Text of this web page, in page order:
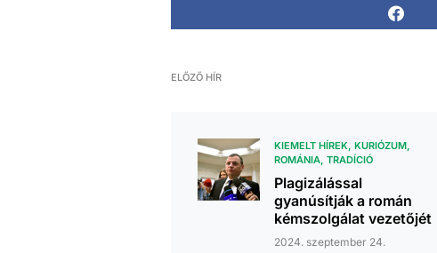
ELŐZŐ HÍR
KIEMELT HÍREK KURIÓZUM
ROMÁNIA TRADÍCIÓ
Plagizálással
gyanúsítják a román
kémszolgálat vezetőjét
2024. szeptember 24.